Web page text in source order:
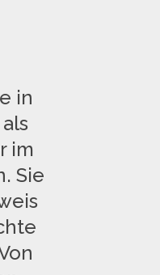
in
im
Sie